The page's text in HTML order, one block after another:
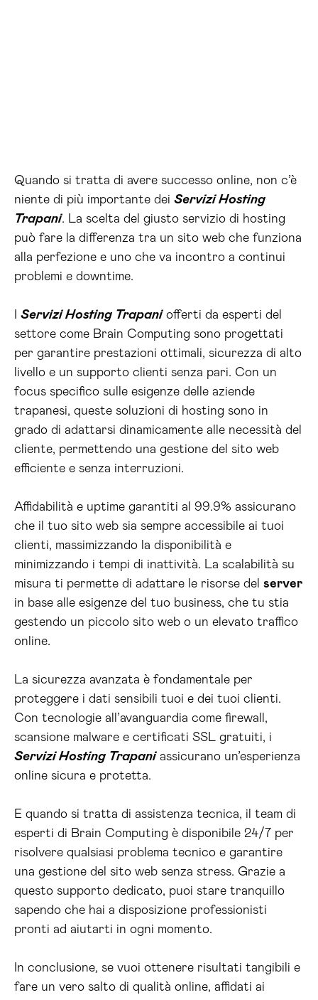
Quando si tratta di avere successo online, non c’è
niente di più importante dei Servizi Hosting
Trapani. La scelta del giusto servizio di hosting
può fare la differenza tra un sito web che funziona
alla perfezione e uno che va incontro a continui
problemi e downtime.
Servizi Hosting Trapaniofferti da esperti del
settore come Brain Computing sono progettati
per garantire prestazioni ottimali, sicurezza di alto
livello e un supporto clienti senza pari. Con un
focus specifico sulle esigenze delle aziende
trapanesi, queste soluzioni di hosting sono in
grado di adattarsi dinamicamente alle necessità del
cliente, permettendo una gestione del sito web
efficiente e senza interruzioni.
Affidabilità e uptime garantiti al 99.9% assicurano
che il tuo sito web sia sempre accessibile ai tuoi
clienti, massimizzando la disponibilità e
minimizzando i tempi di inattività. La scalabilità su
misura ti permette di adattare le risorse del server
in base alle esigenze del tuo business, che tu stia
gestendo un piccolo sito web o un elevato traffico
online.
La sicurezza avanzata è fondamentale per
proteggere i dati sensibili tuoi e dei tuoi clienti.
Con tecnologie all’avanguardia come firewall,
scansione malware e certificati SSL gratuiti, i
Servizi Hosting Trapaniassicurano un’esperienza
online sicura e protetta.
E quando si tratta di assistenza tecnica, il team di
esperti di Brain Computing è disponibile 24/7 per
risolvere qualsiasi problema tecnico e garantire
una gestione del sito web senza stress. Grazie a
questo supporto dedicato, puoi stare tranquillo
sapendo che hai a disposizione professionisti
pronti ad aiutarti in ogni momento.
In conclusione, se vuoi ottenere risultati tangibili e
fare un vero salto di qualità online, affidati ai